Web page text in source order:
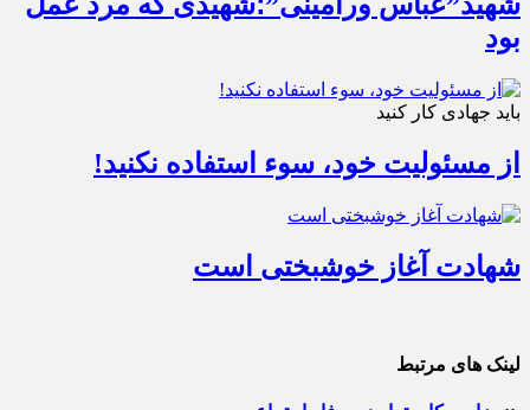
بود
باید جهادی کار کنید
از مسئولیت خود، سوء استفاده نکنید!
شهادت آغاز خوشبختی است
لینک های مرتبط